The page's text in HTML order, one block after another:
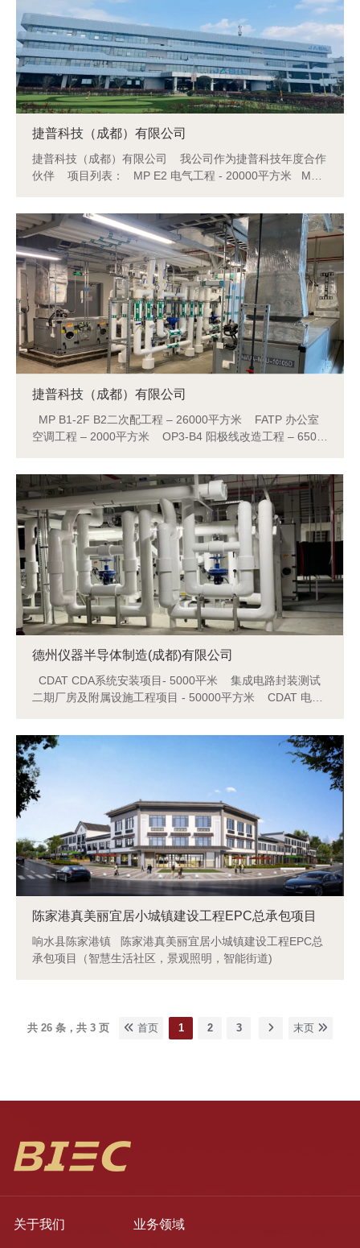
捷普科技（成都）有限公司
捷普科技（成都）有限公司 我公司作为捷普科技年度合作
伙伴 项目列表： MP E2 电气工程 - 20000平方米 MP
捷普科技（成都）有限公司
MP B1-2F B2二次配工程 – 26000平方米 FATP 办公室
空调工程 – 2000平方米 OP3-B4 阳极线改造工程 – 6500
德州仪器半导体制造(成都)有限公司
CDAT CDA系统安装项目- 5000平米 集成电路封装测试
二期厂房及附属设施工程项目 - 50000平方米 CDAT 电镀
陈家港真美丽宜居小城镇建设工程EPC总承包项目
响水县陈家港镇 陈家港真美丽宜居小城镇建设工程EPC总
承包项目（智慧生活社区，景观照明，智能街道)
共 26 条，共 3 页 首页 1 2 3 末页
关于我们 业务领域